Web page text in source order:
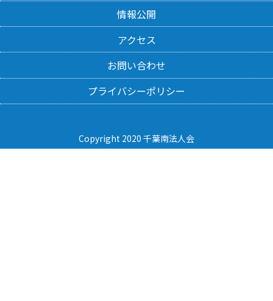
情報公開
アクセス
お問い合わせ
プライバシーポリシー
Copyright 2020 千葉南法人会